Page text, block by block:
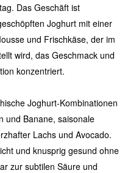
Das Geschäft ist
Joghurt mit einer
und Frischkäse, der im
wird, das Geschmack und
konzentriert.
Joghurt-Kombinationen
und Banane, saisonale
Lachs und Avocado.
und knusprig gesund ohne
zur subtilen Säure und